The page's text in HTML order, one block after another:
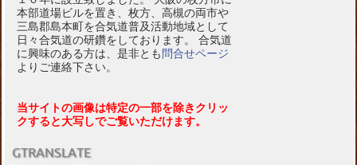
本部道場ビルを置き、枚方、高槻の両市や
三島郡島本町を合気道普及活動地域として
日々合気道の研鑽をしております。 合気道
に興味のある方は、是非とも 問合せページ
よりご連絡下さい。
当サイトの画像は特定の一部を除きクリッ
クすると大写しでご覧いただけます。
GTRANSLATE